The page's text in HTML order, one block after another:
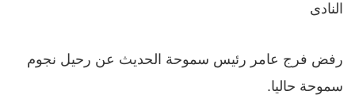
النادى
رفض فرج عامر رئيس سموحة الحديث عن رحيل نجوم
سموحة حاليا.